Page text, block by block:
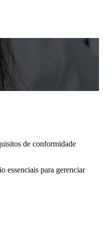
de conformidade
essenciais para gerenciar